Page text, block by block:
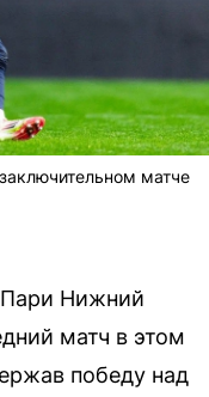
матче
Нижний
матч в этом
победу над